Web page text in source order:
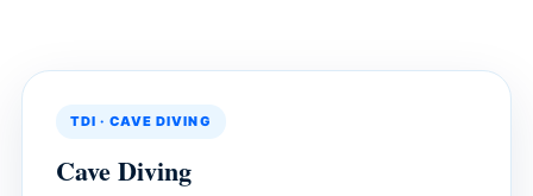
TDI · CAVE DIVING
Cave Diving